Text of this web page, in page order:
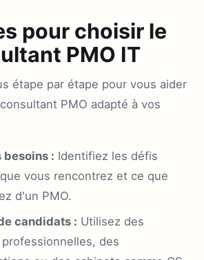
pour choisir le
PMO IT
étape par étape pour vous aider
PMO adapté à vos
besoins : Identifiez les défis
vous rencontrez et ce que
d'un PMO.
candidats : Utilisez des
des